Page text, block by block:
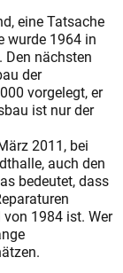
eine Tatsache
wurde 1964 in
Den nächsten
der
vorgelegt, er
ist nur der
2011, bei
auch den
bedeutet, dass
1984 ist. Wer